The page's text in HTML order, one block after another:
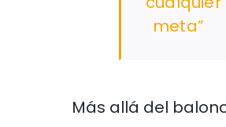
meta”
Más allá del